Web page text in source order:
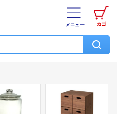
カゴ
メニュー